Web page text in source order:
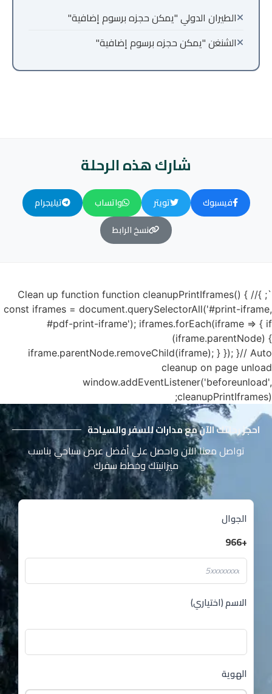
الطيران الدولي "يمكن حجزه برسوم إضافية"
الشنغن "يمكن حجزه برسوم إضافية"
شارك هذه الرحلة
فيسبوك تويتر واتساب
تيليجرام
نسخ الرابط
`; }// Clean up function function cleanupPrintIframes() {
const iframes = document.querySelectorAll('#print-iframe,
#pdf-print-iframe'); iframes.forEach(iframe => { if
(iframe.parentNode) {
iframe.parentNode.removeChild(iframe); } }); }// Auto
cleanup on page unload
window.addEventListener('beforeunload',
cleanupPrintIframes);
احجز رحلتك الآن مع مدارات للسفر والسياحة
تواصل معنا الآن واحصل على أفضل عرض سياحي يناسب
ميزانيتك وخطط سفرك
الجوال
+966
الاسم (اختياري)
الهوية